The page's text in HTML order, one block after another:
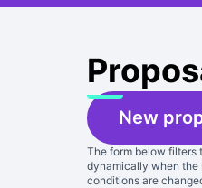
New
The form below filters
dynamically when the
conditions are